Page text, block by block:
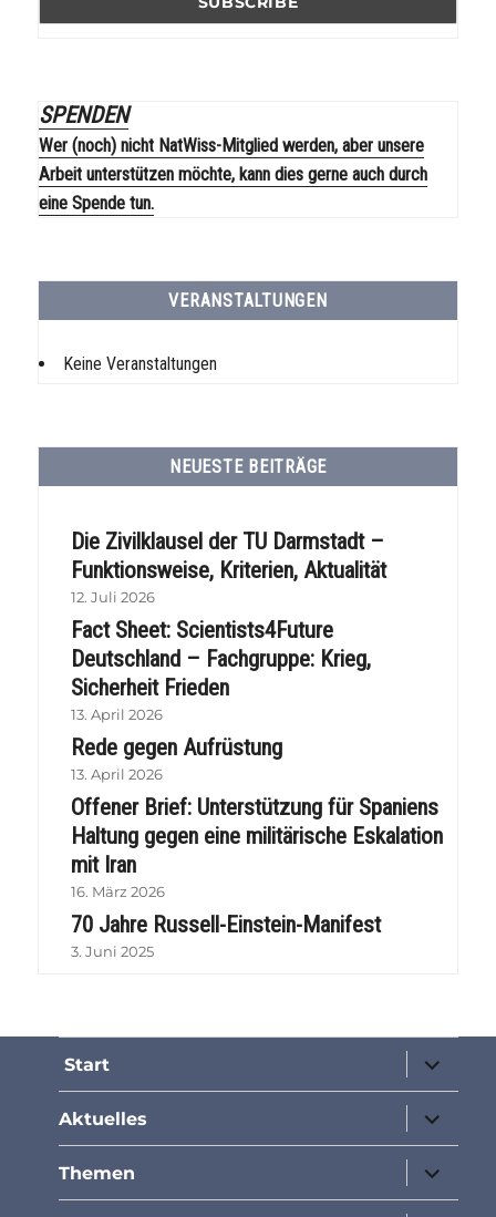
SPENDEN
Wer (noch) nicht NatWiss-Mitglied werden, aber unsere
Arbeit unterstützen möchte, kann dies gerne auch durch
eine Spende tun.
VERANSTALTUNGEN
Keine Veranstaltungen
NEUESTE BEITRÄGE
Die Zivilklausel der TU Darmstadt –
Funktionsweise, Kriterien, Aktualität
12. Juli 2026
Fact Sheet: Scientists4Future
Deutschland – Fachgruppe: Krieg,
Sicherheit Frieden
13. April 2026
Rede gegen Aufrüstung
13. April 2026
Offener Brief: Unterstützung für Spaniens
Haltung gegen eine militärische Eskalation
mit Iran
16. März 2026
70 Jahre Russell-Einstein-Manifest
3. Juni 2025
Start
öffnen
Aktuelles
öffnen
Themen
öffnen